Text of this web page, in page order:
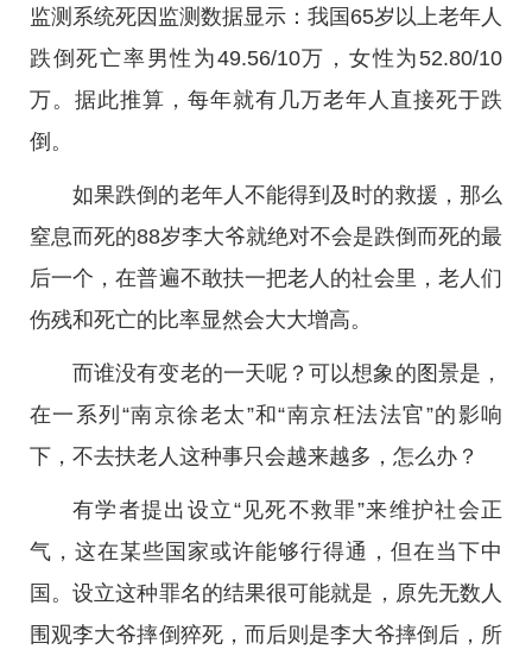
监测系统死因监测数据显示：我国65岁以上老年人
跌倒死亡率男性为49.56/10万，女性为52.80/10
万。据此推算，每年就有几万老年人直接死于跌
倒。
如果跌倒的老年人不能得到及时的救援，那么
窒息而死的88岁李大爷就绝对不会是跌倒而死的最
后一个，在普遍不敢扶一把老人的社会里，老人们
伤残和死亡的比率显然会大大增高。
而谁没有变老的一天呢？可以想象的图景是，
在一系列“南京徐老太”和“南京枉法法官”的影响
下，不去扶老人这种事只会越来越多，怎么办？
有学者提出设立“见死不救罪”来维护社会正
气，这在某些国家或许能够行得通，但在当下中
国。设立这种罪名的结果很可能就是，原先无数人
围观李大爷摔倒猝死，而后则是李大爷摔倒后，所